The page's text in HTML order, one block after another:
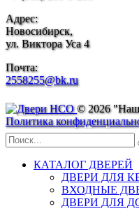
Адрес:
Новосибирск,
ул. Виктора Уса 4
Почта:
2558255@bk.ru
© 2026
Политика
КАТАЛОГ ДВЕРЕЙ
ДВЕРИ ДЛЯ
ВХОДНЫЕ
ДВЕРИ ДЛЯ